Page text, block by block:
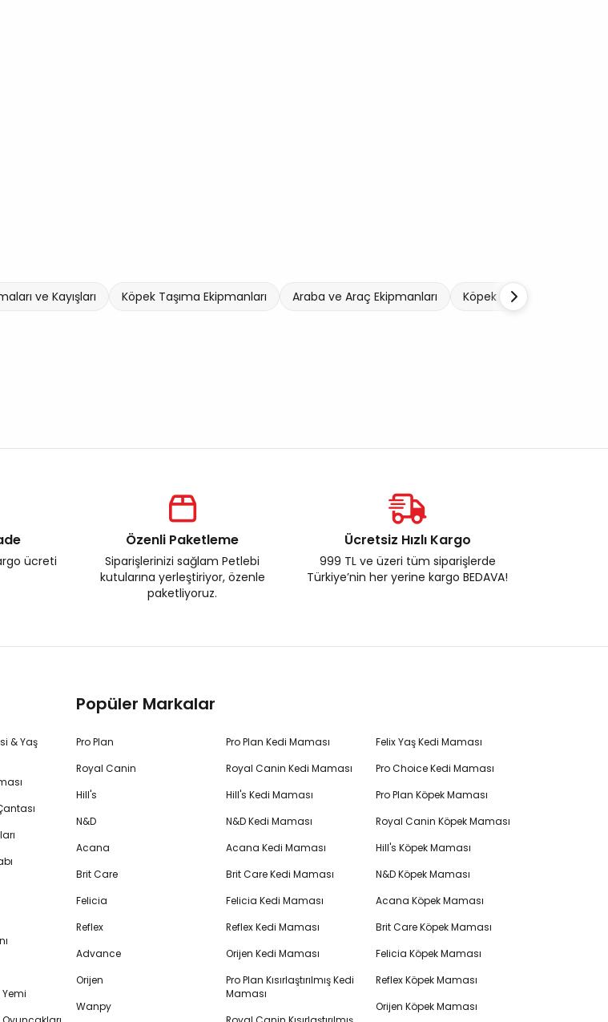
ve Kayışları Köpek Taşıma Ekipmanları Araba ve Araç Ekipmanları Köpek Kemiği
ücreti
Özenli Paketleme
Siparişlerinizi sağlam Petlebi
kutularına yerleştiriyor, özenle
paketliyoruz.
Ücretsiz Hızlı Kargo
999 TL ve üzeri tüm siparişlerde
Türkiye’nin her yerine kargo BEDAVA!
& Yaş
Popüler Markalar
Pro Plan
Royal Canin
Hill's
N&D
Acana
Brit Care
Felicia
Reflex
Advance
Orijen
Wanpy
Pro Plan Kedi Maması
Royal Canin Kedi Maması
Hill's Kedi Maması
N&D Kedi Maması
Acana Kedi Maması
Brit Care Kedi Maması
Felicia Kedi Maması
Reflex Kedi Maması
Orijen Kedi Maması
Pro Plan Kısırlaştırılmış Kedi
Maması
Felix Yaş Kedi Maması
Pro Choice Kedi Maması
Pro Plan Köpek Maması
Royal Canin Köpek Maması
Hill's Köpek Maması
N&D Köpek Maması
Acana Köpek Maması
Brit Care Köpek Maması
Felicia Köpek Maması
Reflex Köpek Maması
Orijen Köpek Maması